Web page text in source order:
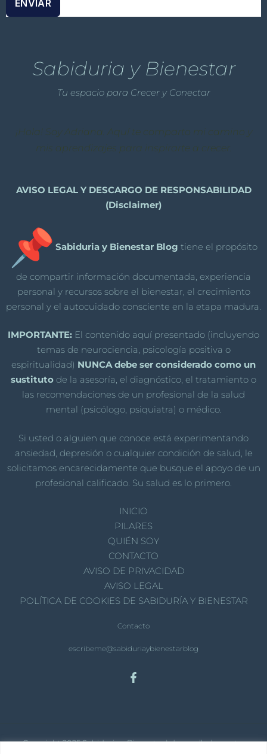
ENVIAR
Sabiduria y Bienestar
Tu espacio para Crecer y Conectar
¡Hola! Soy Adriana. Aquí te comparto mi camino y
mis aprendizajes para inspirarte a crecer.
AVISO LEGAL Y DESCARGO DE RESPONSABILIDAD
(Disclaimer)
Sabiduria y Bienestar Blog tiene el propósito
de compartir información documentada, experiencia
personal y recursos sobre el bienestar, el crecimiento
personal y el autocuidado consciente en la etapa madura.
IMPORTANTE: El contenido aquí presentado (incluyendo
temas de neurociencia, psicología positiva o
espiritualidad) NUNCA debe ser considerado como un
sustituto de la asesoría, el diagnóstico, el tratamiento o
las recomendaciones de un profesional de la salud
mental (psicólogo, psiquiatra) o médico.
Si usted o alguien que conoce está experimentando
ansiedad, depresión o cualquier condición de salud, le
solicitamos encarecidamente que busque el apoyo de un
profesional calificado. Su salud es lo primero.
INICIO
PILARES
QUIÉN SOY
CONTACTO
AVISO DE PRIVACIDAD
AVISO LEGAL
POLÍTICA DE COOKIES DE SABIDURÍA Y BIENESTAR
Contacto
escribeme@sabiduriaybienestarblog
Copyright 2025 Sabiduria y Bienestar | desarrollado por tema